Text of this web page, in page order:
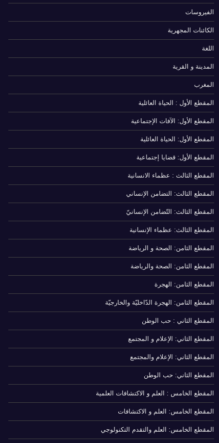
الفيروسات
الكائنات المجهرية
اللغة
المدينة و القرية
المغرب
المقطع الأول : الحياة العائلية
المقطع الأول: الآفات الإجتماعية
المقطع الأول: الحياة العائلية
المقطع الأول: قضايا إجتماعية
المقطع الثالث : عظماء الانسانية
المقطع الثالث: التضامن الإنساني
المقطع الثالث: التّضامن الإنسانيّ
المقطع الثالث: عظماء الإنسانية
المقطع الثامن: الصحة و الرياضة
المقطع الثامن: الصحة والرياضة
المقطع الثامن: الهجرة
المقطع الثامن: الهجرة الدّاخليّة والخارجيّة
المقطع الثاني : حب الوطن
المقطع الثاني: الإعلام و المجتمع
المقطع الثاني: الإعلام والمجتمع
المقطع الثاني: حب الوطن
المقطع الخامس : العلم و الاكتشافات العلمية
المقطع الخامس: العلم و الاكتشافات
المقطع الخامس: العلم والتقدم التكنولوجي